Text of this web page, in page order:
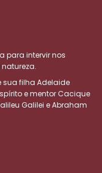
para intervir nos
sua filha Adelaide
e mentor Cacique
Galilei e Abraham